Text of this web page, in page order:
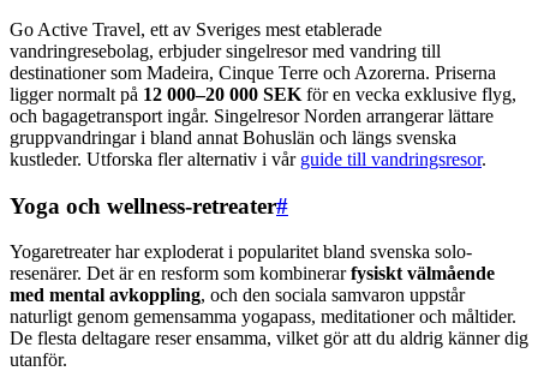
Go Active Travel, ett av Sveriges mest etablerade
vandringresebolag, erbjuder singelresor med vandring till
destinationer som Madeira, Cinque Terre och Azorerna. Priserna
ligger normalt på 12 000–20 000 SEK för en vecka exklusive flyg,
och bagagetransport ingår. Singelresor Norden arrangerar lättare
gruppvandringar i bland annat Bohuslän och längs svenska
kustleder. Utforska fler alternativ i vår guide till vandringsresor.
Yoga och wellness-retreater#
Yogaretreater har exploderat i popularitet bland svenska solo-
resenärer. Det är en resform som kombinerarfysiskt välmående
med mental avkoppling, och den sociala samvaron uppstår
naturligt genom gemensamma yogapass, meditationer och måltider.
De flesta deltagare reser ensamma, vilket gör att du aldrig känner dig
utanför.